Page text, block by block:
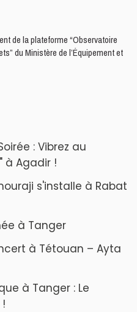
de la plateforme “Observatoire
du Ministère de l’Équipement et
: Vibrez au
à Agadir !
s'installe à Rabat
à Tanger
à Tétouan – Ayta
à Tanger : Le